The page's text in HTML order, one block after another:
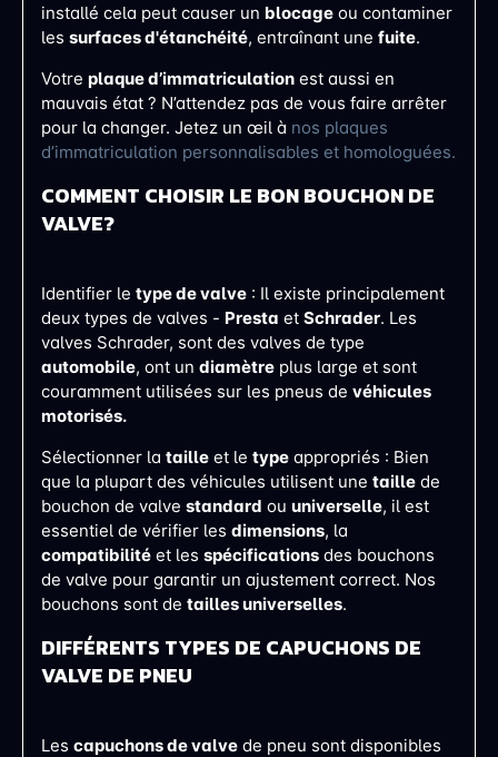
installé cela peut causer un blocage ou contaminer
les surfaces d'étanchéité, entraînant une fuite.
Votre plaque d’immatriculation est aussi en
mauvais état ? N’attendez pas de vous faire arrêter
pour la changer. Jetez un œil à nos plaques
d’immatriculation personnalisables et homologuées.
COMMENT CHOISIR LE BON BOUCHON DE
VALVE?
Identifier le type de valve : Il existe principalement
deux types de valves - Presta et Schrader. Les
valves Schrader, sont des valves de type
automobile, ont un diamètre plus large et sont
couramment utilisées sur les pneus de véhicules
motorisés.
Sélectionner la taille et le type appropriés : Bien
que la plupart des véhicules utilisent une taille de
bouchon de valve standard ou universelle, il est
essentiel de vérifier les dimensions, la
compatibilité et les spécifications des bouchons
de valve pour garantir un ajustement correct. Nos
bouchons sont de tailles universelles.
DIFFÉRENTS TYPES DE CAPUCHONS DE
VALVE DE PNEU
Les capuchons de valve de pneu sont disponibles